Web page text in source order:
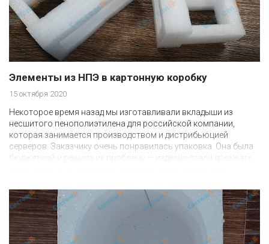
Элементы из НПЭ в картонную коробку
15 октября 2020
Некоторое время назад мы изготавливали вкладыши из
несшитого пенополиэтилена для российской компании,
которая занимается производством и дистрибьюцией
серверов. Заказчику очень понравилась упаковка. Она была
бюджетной и решила их проблему — изделия стали доезжать
партнером.